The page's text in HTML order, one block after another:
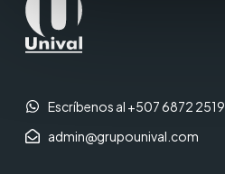
Escríbenos al +507 6872 2519
admin@grupounival.com